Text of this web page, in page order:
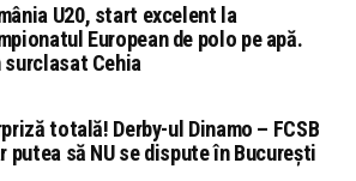
U20, start excelent la
European de polo pe apă.
surclasat Cehia
totală! Derby-ul Dinamo – FCSB
putea să NU se dispute în București